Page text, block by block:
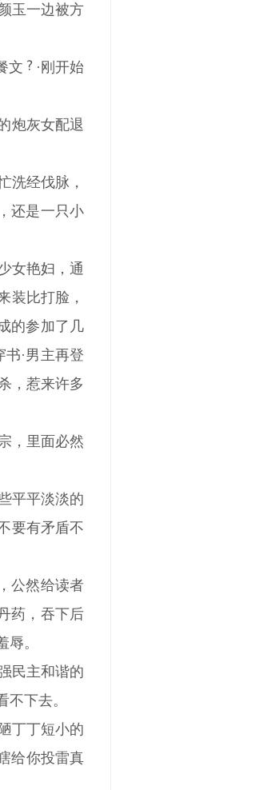
玉一边被方
文
·刚开始
炮灰女配退
洗经伐脉，
还是一只小
女艳妇，通
装比打脸，
的参加了几
·男主再登
，惹来许多
，里面必然
平平淡淡的
要有矛盾不
公然给读者
药，吞下后
。
民主和谐的
下去。
丁丁短小的
给你投雷真